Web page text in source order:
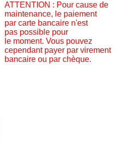
ATTENTION : Pour cause de
maintenance, le paiement
par carte bancaire n'est
pas possible pour
le moment. Vous pouvez
cependant payer par virement
bancaire ou par chèque.